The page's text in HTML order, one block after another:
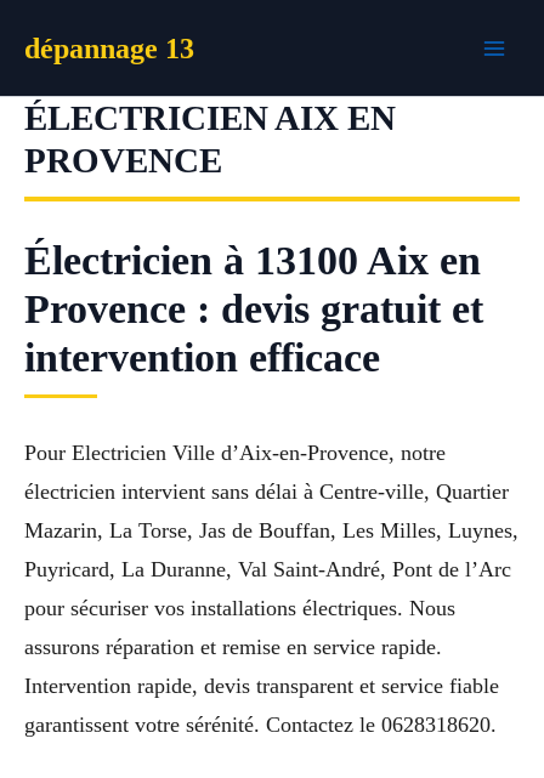
dépannage 13
ÉLECTRICIEN AIX EN
PROVENCE
Électricien à 13100 Aix en
Provence : devis gratuit et
intervention efficace
Pour Electricien Ville d’Aix-en-Provence, notre
électricien intervient sans délai à Centre-ville, Quartier
Mazarin, La Torse, Jas de Bouffan, Les Milles, Luynes,
Puyricard, La Duranne, Val Saint-André, Pont de l’Arc
pour sécuriser vos installations électriques. Nous
assurons réparation et remise en service rapide.
Intervention rapide, devis transparent et service fiable
garantissent votre sérénité. Contactez le 0628318620.